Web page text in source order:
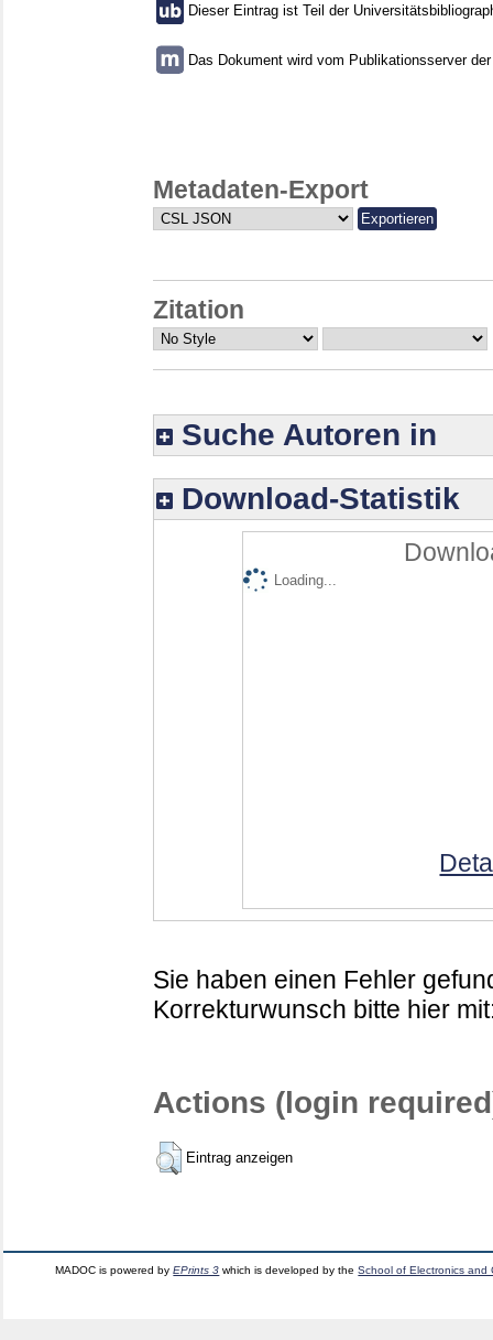
Dieser Eintrag ist Teil der
Das Dokument wird vom Publikationsserver
Metadaten-Export
Zitation
Suche Autoren in
Download-Statistik
Loading...
Sie haben einen Fehler
Korrekturwunsch bitte hier
Actions (login
Eintrag anzeigen
MADOC is powered byEPrints 3 which is developed by theSchool of Electronics and